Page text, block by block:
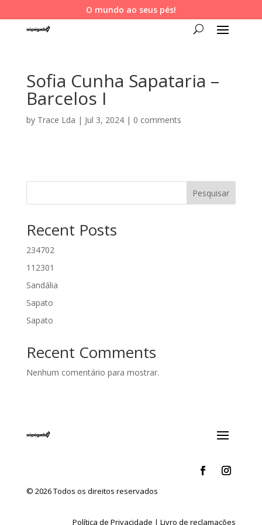
O mundo ao seus pés!
Sofia Cunha Sapataria –
Barcelos I
by Trace Lda | Jul 3, 2024| 0 comments
Pesquisar
Recent Posts
234702
112301
Sandália
Sapato
Sapato
Recent Comments
Nenhum comentário para mostrar.
© 2026 Todos os direitos reservados
Política de Privacidade |Livro de reclamações